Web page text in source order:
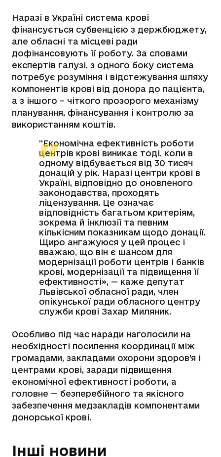
Наразі в Україні система крові
фінансується субвенцією з держбюджету,
але обласні та місцеві ради
дофінансовують її роботу. За словами
експертів галузі, з одного боку система
потребує розуміння і відстежування шляху
компонентів крові від донора до пацієнта,
а з іншого – чіткого прозорого механізму
планування, фінансування і контролю за
використанням коштів.
“Економічна ефективність роботи
центрів крові виникає тоді, коли в
одному відбувається від 30 тисяч
донацій у рік. Наразі центри крові в
Україні, відповідно до оновленого
законодавства, проходять
ліцензування. Це означає
відповідність багатьом критеріям,
зокрема й інклюзії та певним
кількісним показникам щодо донації.
Щиро ангажуюся у цей процес і
вважаю, що він є шансом для
модернізації роботи центрів і банків
крові, модернізації та підвищення її
ефективності», — каже депутат
Львівської обласної ради, член
опікунської ради обласного центру
служби крові Захар Миляник.
Особливо під час наради наголосили на
необхідності посилення координації між
громадами, закладами охорони здоров’я і
центрами крові, заради підвищення
економічної ефективності роботи, а
головне — безперебійного та якісного
забезпечення медзакладів компонентами
донорської крові.
Інші новини